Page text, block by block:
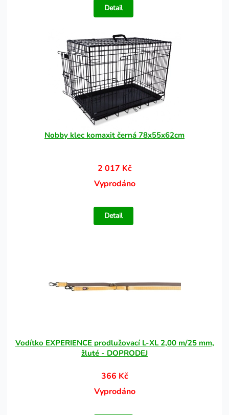
Detail
Nobby klec komaxit černá 78x55x62cm
2 017 Kč
Vyprodáno
Detail
Vodítko EXPERIENCE prodlužovací L-XL 2,00 m/25 mm,
žluté - DOPRODEJ
366 Kč
Vyprodáno